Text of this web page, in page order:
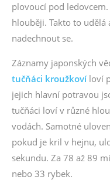
plovoucí pod
hlouběji. Takto to udělá
nadechnout se.
Záznamy japonských
tučňáci kroužkovíloví
jejich hlavní potravou
tučňáci loví v různé
vodách. Samotné
pokud je kril v hejnu,
sekundu. Za 78 až 89
nebo 33 rybek.